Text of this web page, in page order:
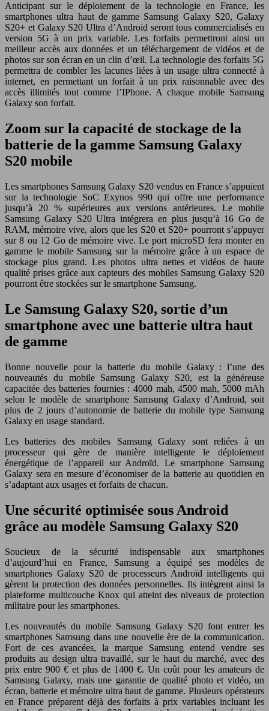
Anticipant sur le déploiement de la technologie en France, les
smartphones ultra haut de gamme Samsung Galaxy S20, Galaxy
S20+ et Galaxy S20 Ultra d’Android seront tous commercialisés en
version 5G à un prix variable. Les forfaits permettront ainsi un
meilleur accès aux données et un téléchargement de vidéos et de
photos sur son écran en un clin d’œil. La technologie des forfaits 5G
permettra de combler les lacunes liées à un usage ultra connecté à
internet, en permettant un forfait à un prix raisonnable avec des
accès illimités tout comme l’IPhone. A chaque mobile Samsung
Galaxy son forfait.
Zoom sur la capacité de stockage de la
batterie de la gamme Samsung Galaxy
S20 mobile
Les smartphones Samsung Galaxy S20 vendus en France s’appuient
sur la technologie SoC Exynos 990 qui offre une performance
jusqu’à 20 % supérieures aux versions antérieures. Le mobile
Samsung Galaxy S20 Ultra intégrera en plus jusqu’à 16 Go de
RAM, mémoire vive, alors que les S20 et S20+ pourront s’appuyer
sur 8 ou 12 Go de mémoire vive. Le port microSD fera monter en
gamme le mobile Samsung sur la mémoire grâce à un espace de
stockage plus grand. Les photos ultra nettes et vidéos de haute
qualité prises grâce aux capteurs des mobiles Samsung Galaxy S20
pourront être stockées sur le smartphone Samsung.
Le Samsung Galaxy S20, sortie d’un
smartphone avec une batterie ultra haut
de gamme
Bonne nouvelle pour la batterie du mobile Galaxy : l’une des
nouveautés du mobile Samsung Galaxy S20, est la généreuse
capacitée des batteries fournies : 4000 mah, 4500 mah, 5000 mAh
selon le modèle de smartphone Samsung Galaxy d’Android, soit
plus de 2 jours d’autonomie de batterie du mobile type Samsung
Galaxy en usage standard.
Les batteries des mobiles Samsung Galaxy sont reliées à un
processeur qui gère de manière intelligente le déploiement
énergétique de l’appareil sur Androïd. Le smartphone Samsung
Galaxy sera en mesure d’économiser de la batterie au quotidien en
s’adaptant aux usages et forfaits de chacun.
Une sécurité optimisée sous Android
grâce au modèle Samsung Galaxy S20
Soucieux de la sécurité indispensable aux smartphones
d’aujourd’hui en France, Samsung a équipé ses modèles de
smartphones Galaxy S20 de processeurs Androïd intelligents qui
gèrent la protection des données personnelles. Ils intègrent ainsi la
plateforme multicouche Knox qui atteint des niveaux de protection
militaire pour les smartphones.
Les nouveautés du mobile Samsung Galaxy S20 font entrer les
smartphones Samsung dans une nouvelle ère de la communication.
Fort de ces avancées, la marque Samsung entend vendre ses
produits au design ultra travaillé, sur le haut du marché, avec des
prix entre 900 € et plus de 1400 €. Un coût pour les amateurs de
Samsung Galaxy, mais une garantie de qualité photo et vidéo, un
écran, batterie et mémoire ultra haut de gamme. Plusieurs opérateurs
en France préparent déjà des forfaits à prix variables incluant les